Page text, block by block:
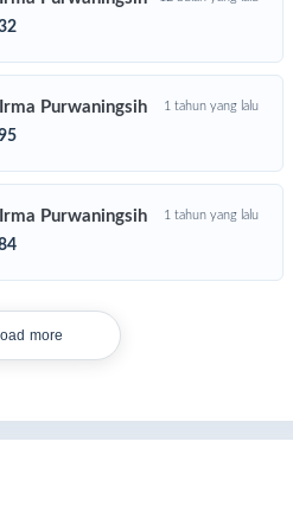
akan disalurkan untuk berbagai
yang membutuhkan,
ekonomi, dan bantuan
memberikan manfaat nyata bagi
mudah terhadap air minum
Purwaningsih 1 tahun yang lalu
Purwaningsih 1 tahun yang lalu
more